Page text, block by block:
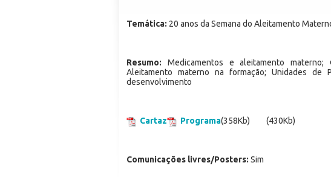
Temática: 20 anos da Semana do Aleitamento
Resumo: Medicamentos e aleitamento materno;
Aleitamento materno na formação; Unidades
desenvolvimento
Cartaz (358Kb)
Programa (430Kb)
Comunicações livres/Posters: Sim